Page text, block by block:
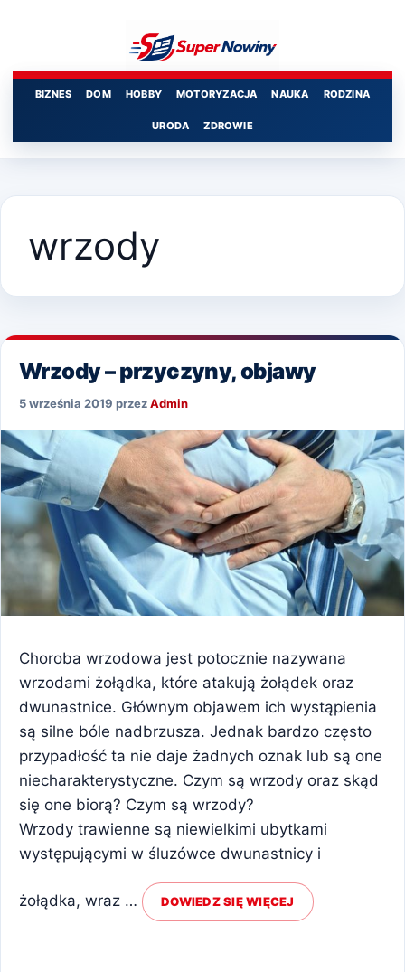
BIZNES DOM HOBBY MOTORYZACJA NAUKA RODZINA
URODA ZDROWIE
wrzody
Wrzody – przyczyny, objawy
5 września 2019 przezAdmin
Choroba wrzodowa jest potocznie nazywana
wrzodami żołądka, które atakują żołądek oraz
dwunastnice. Głównym objawem ich wystąpienia
są silne bóle nadbrzusza. Jednak bardzo często
przypadłość ta nie daje żadnych oznak lub są one
niecharakterystyczne. Czym są wrzody oraz skąd
się one biorą? Czym są wrzody?
Wrzody trawienne są niewielkimi ubytkami
występującymi w śluzówce dwunastnicy i
żołądka, wraz … DOWIEDZ SIĘ WIĘCEJ